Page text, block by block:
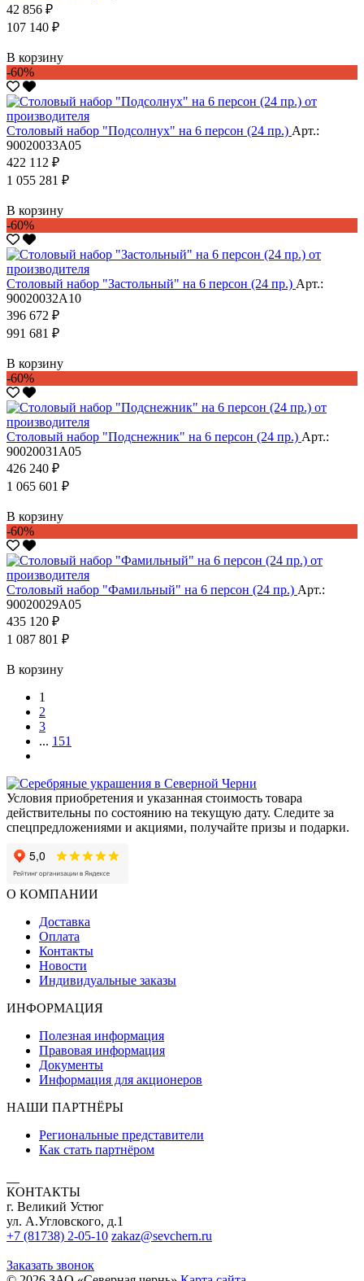
42 856 ₽
107 140 ₽
В корзину
-60%
Столовый набор "Подсолнух" на 6 персон (24 пр.) Арт.:
90020033А05
422 112 ₽
1 055 281 ₽
В корзину
-60%
Столовый набор "Застольный" на 6 персон (24 пр.) Арт.:
90020032А10
396 672 ₽
991 681 ₽
В корзину
-60%
Столовый набор "Подснежник" на 6 персон (24 пр.) Арт.:
90020031А05
426 240 ₽
1 065 601 ₽
В корзину
-60%
Столовый набор "Фамильный" на 6 персон (24 пр.) Арт.:
90020029А05
435 120 ₽
1 087 801 ₽
В корзину
1
2
3
... 151
Условия приобретения и указанная стоимость товара
действительны по состоянию на текущую дату. Следите за
спецпредложениями и акциями, получайте призы и подарки.
О КОМПАНИИ
Доставка
Оплата
Контакты
Новости
Индивидуальные заказы
ИНФОРМАЦИЯ
Полезная информация
Правовая информация
Документы
Информация для акционеров
НАШИ ПАРТНЁРЫ
Региональные представители
Как стать партнёром
КОНТАКТЫ
г. Великий Устюг
ул. А.Угловского, д.1
+7 (81738) 2-05-10 zakaz@sevchern.ru
Заказать звонок